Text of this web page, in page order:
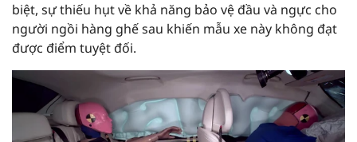
biệt, sự thiếu hụt về khả năng bảo vệ đầu và ngực cho
người ngồi hàng ghế sau khiến mẫu xe này không đạt
được điểm tuyệt đối.